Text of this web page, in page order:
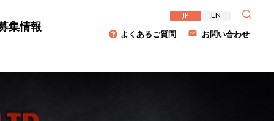
よくあるご質問 お問い合わせ
JP EN
集情報